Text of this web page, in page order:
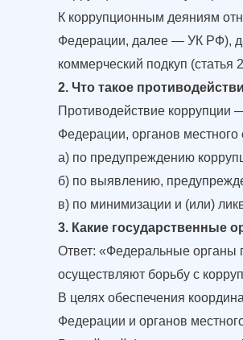
К коррупционным деяниям
Федерации, далее — УК РФ),
коммерческий подкуп
2. Что такое
Противодействие коррупции
Федерации, органов
а) по предупреждению
б) по выявлению,
в) по минимизации и (или)
3. Какие государственные
Ответ: «Федеральные органы
осуществляют борьбу с
В целях обеспечения
Федерации и органов